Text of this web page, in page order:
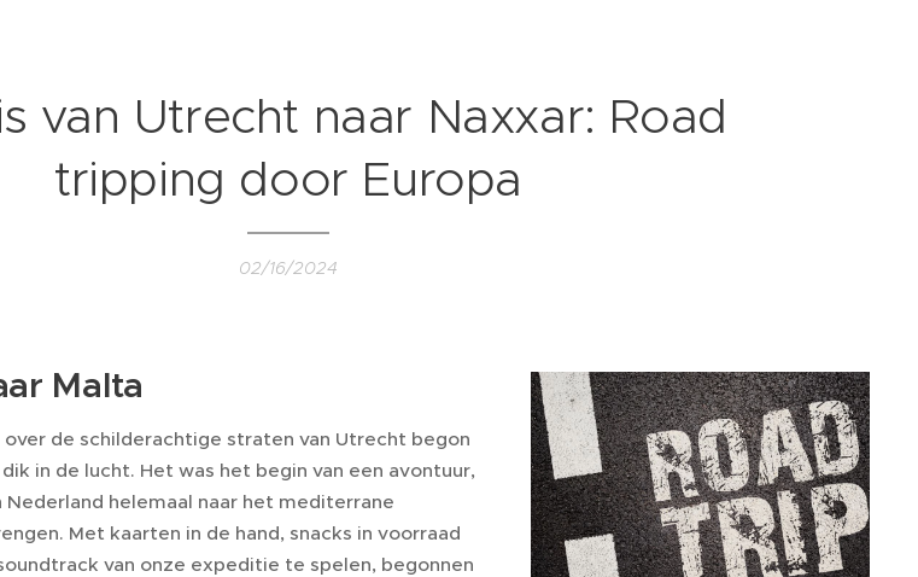
van Utrecht naar Naxxar: Road
tripping door Europa
02/16/2024
Malta
de schilderachtige straten van Utrecht begon
in de lucht. Het was het begin van een avontuur,
Nederland helemaal naar het mediterrane
Met kaarten in de hand, snacks in voorraad
van onze expeditie te spelen, begonnen